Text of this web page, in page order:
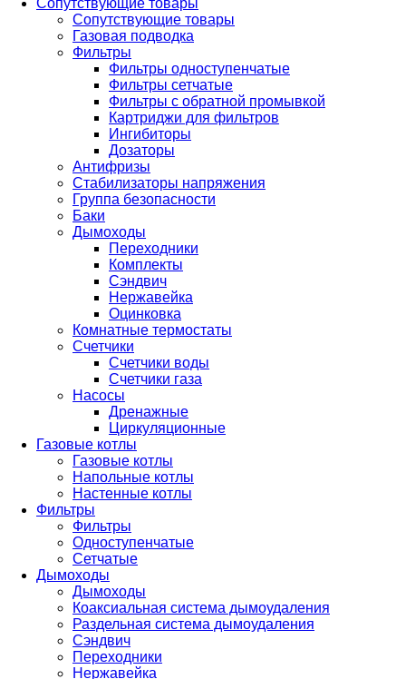
Сопутствующие товары
Сопутствующие товары
Газовая подводка
Фильтры
Фильтры одноступенчатые
Фильтры сетчатые
Фильтры с обратной промывкой
Картриджи для фильтров
Ингибиторы
Дозаторы
Антифризы
Стабилизаторы напряжения
Группа безопасности
Баки
Дымоходы
Переходники
Комплекты
Сэндвич
Нержавейка
Оцинковка
Комнатные термостаты
Счетчики
Счетчики воды
Счетчики газа
Насосы
Дренажные
Циркуляционные
Газовые котлы
Газовые котлы
Напольные котлы
Настенные котлы
Фильтры
Фильтры
Одноступенчатые
Сетчатые
Дымоходы
Дымоходы
Коаксиальная система дымоудаления
Раздельная система дымоудаления
Сэндвич
Переходники
Нержавейка